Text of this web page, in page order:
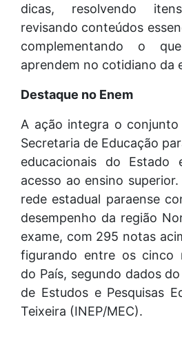
dicas, resolvendo
revisando conteúdos
complementando o
aprendem no cotidiano da
Destaque no Enem
A ação integra o
Secretaria de Educação
educacionais do Estado
acesso ao ensino
rede estadual paraense
desempenho da região
exame, com 295 notas
figurando entre os cinco
do País, segundo dados
de Estudos e Pesquisas
Teixeira (INEP/MEC).